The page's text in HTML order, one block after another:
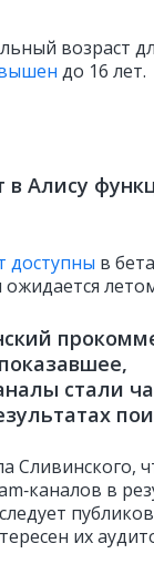
возраст
до 16 лет.
в Алису
доступны в
ожидается
стали
Сливинского,
в
их